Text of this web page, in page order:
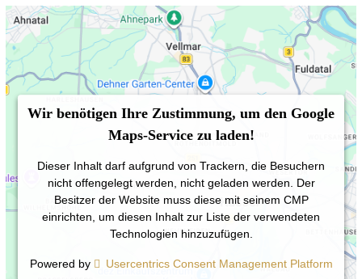
Wir benötigen Ihre Zustimmung, um den Google
Maps-Service zu laden!
Dieser Inhalt darf aufgrund von Trackern, die Besuchern
nicht offengelegt werden, nicht geladen werden. Der
Besitzer der Website muss diese mit seinem CMP
einrichten, um diesen Inhalt zur Liste der verwendeten
Technologien hinzuzufügen.
Powered by Usercentrics Consent Management Platform